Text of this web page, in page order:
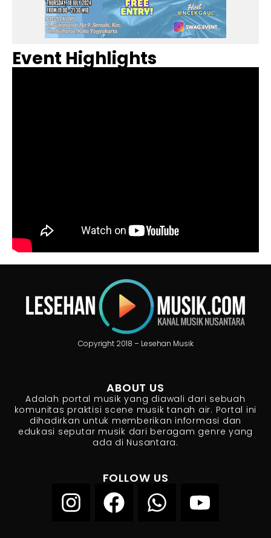
Event Highlights
Copyright 2018 – Lesehan Musik
ABOUT US
Adalah portal musik yang diawali dari sebuah
komunitas praktisi scene musik tanah air. Portal ini
dihadirkan untuk memberikan informasi dan
edukasi seputar musik dari beragam genre yang
ada di Nusantara.
FOLLOW US